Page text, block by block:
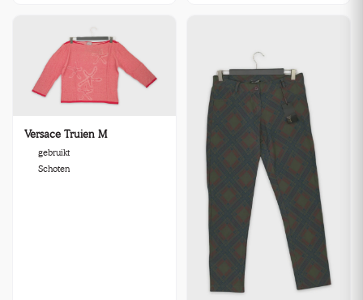
Versace Truien M
gebruikt
Schoten